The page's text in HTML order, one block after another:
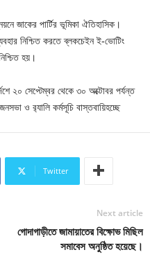
জাকের পার্টির ভূমিকা ঐতিহাসিক।
নিশ্চিত করতে ব্লকচেইন ই-ভোটিং
হয়।
২০ সেপ্টেম্বর থেকে ৩০ অক্টোবর পর্যন্ত
ও র‍্যালি কর্মসূচি বাস্তবায়িহচ্ছে
Twitter
Next article
গোদাগাড়ীতে জামায়াতের বিক্ষোভ মিছিল
সমাবেস অনুষ্ঠিত হয়েছে।